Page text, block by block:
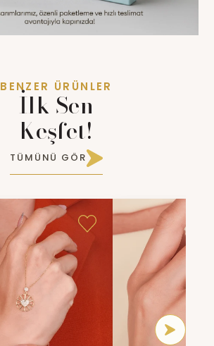
BENZER ÜRÜNLER
İlk Sen
Keşfet!
TÜMÜNÜ GÖR